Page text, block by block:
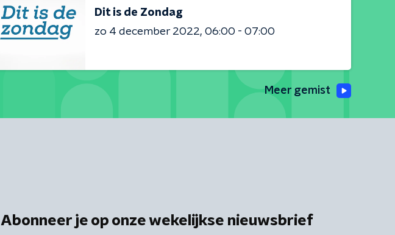
Dit is de Zondag
zo 4 december 2022 06:00 - 07:00
Meer gemist
Abonneer je op onze wekelijkse nieuwsbrief